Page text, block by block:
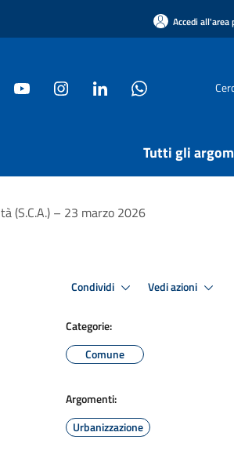
Accedi all'area
Tutti gli
(S.C.A.) – 23 marzo 2026
Condividi Vedi azioni
Categorie:
Comune
Argomenti:
Urbanizzazione